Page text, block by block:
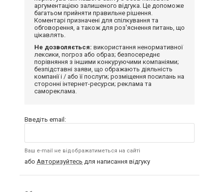
аргументацією залишеного відгука. Це допоможе
багатьом прийняти правильне рішення.
Коментарі призначені для спілкування та
обговорення, а також для роз'яснення питань, що
цікавлять.
Не дозволяється: використання ненормативної
лексики, погроз або образ; безпосереднє
порівняння з іншими конкуруючими компаніями;
безпідставні заяви, що ображають діяльність
компанії і / або її послуги; розміщення посилань на
сторонні інтернет-ресурси; реклама та
самореклама.
Введіть email:
Ваш e-mail не відображатиметься на сайті
або Авторизуйтесь для написання відгуку